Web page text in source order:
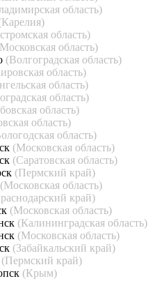
область)
область)
область)
(Волгоградская область)
область)
область)
область)
область)
область)
область)
(Московская область)
(Саратовская область)
(Пермский край)
(Московская область)
край)
(Московская область)
(Калининградская область)
(Московская область)
(Забайкальский край)
(Пермский край)
(Крым)